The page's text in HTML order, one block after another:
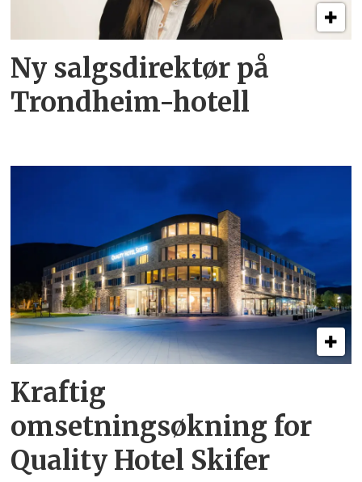
Ny salgsdirektør på
Trondheim-hotell
Kraftig
omsetningsøkning for
Quality Hotel Skifer